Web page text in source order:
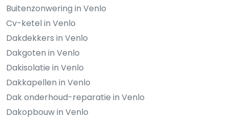
Buitenzonwering in Venlo
Cv-ketel in Venlo
Dakdekkers in Venlo
Dakgoten in Venlo
Dakisolatie in Venlo
Dakkapellen in Venlo
Dak onderhoud-reparatie in Venlo
Dakopbouw in Venlo